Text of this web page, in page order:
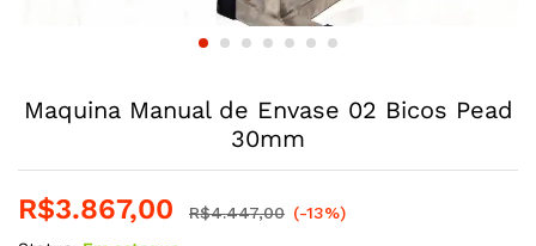
Maquina Manual de Envase 02 Bicos Pead
30mm
R$3.867,00 R$4.447,00 (-13%)